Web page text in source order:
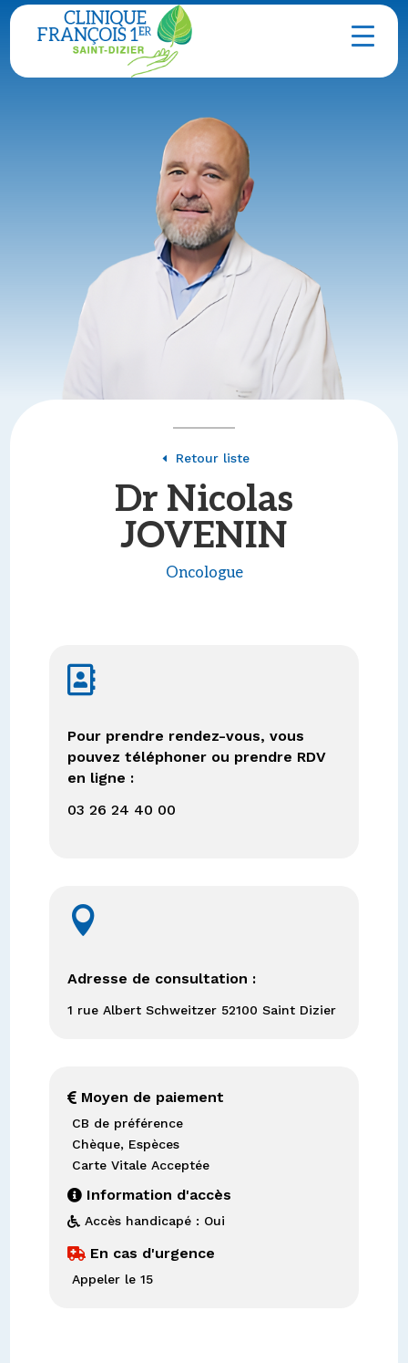
D Retour liste
Dr Nicolas
JOVENIN
Oncologue

Pour prendre rendez-vous, vous
pouvez téléphoner ou prendre RDV
en ligne :
03 26 24 40 00

Adresse de consultation :
1 rue Albert Schweitzer 52100 Saint Dizier
 Moyen de paiement
CB de préférence
Chèque, Espèces
Carte Vitale Acceptée
 Information d'accès
 Accès handicapé : Oui
 En cas d'urgence
Appeler le 15